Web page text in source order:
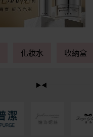
化妝水 收納盒